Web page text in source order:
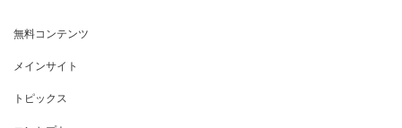
無料コンテンツ
メインサイト
トピックス